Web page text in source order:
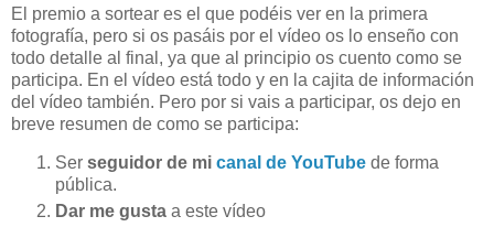
El premio a sortear es el que podéis ver en la primera
fotografía, pero si os pasáis por el vídeo os lo enseño con
todo detalle al final, ya que al principio os cuento como se
participa. En el vídeo está todo y en la cajita de información
del vídeo también. Pero por si vais a participar, os dejo en
breve resumen de como se participa:
Ser seguidor de mi canal de YouTube de forma
pública.
Dar me gusta a este vídeo